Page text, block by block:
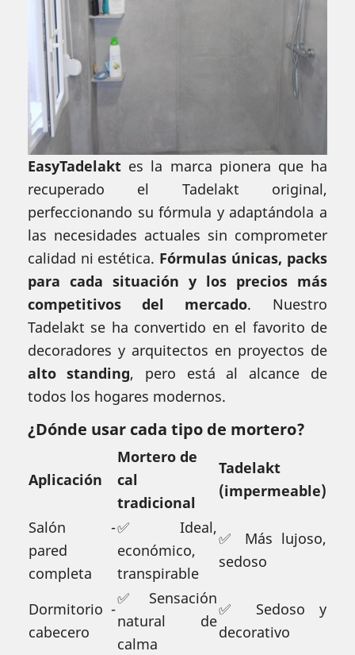
EasyTadelakt es la marca pionera que ha
recuperado el Tadelakt original,
perfeccionando su fórmula y adaptándola a
las necesidades actuales sin comprometer
calidad ni estética. Fórmulas únicas, packs
para cada situación y los precios más
competitivos del mercado. Nuestro
Tadelakt se ha convertido en el favorito de
decoradores y arquitectos en proyectos de
alto standing, pero está al alcance de
todos los hogares modernos.
¿Dónde usar cada tipo de mortero?
Aplicación
Mortero de
cal
tradicional
Tadelakt
(impermeable)
Salón -
pared
completa
✅ Ideal,
económico,
transpirable
✅ Más lujoso,
sedoso
Dormitorio -
cabecero
✅ Sensación
natural de
calma
✅ Sedoso y
decorativo